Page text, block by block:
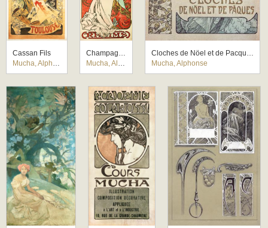
Cassan Fils
Mucha, Alphonse
Champagne Ruinart
Mucha, Alphonse
Cloches de Nöel et de Pacques
Mucha, Alphonse